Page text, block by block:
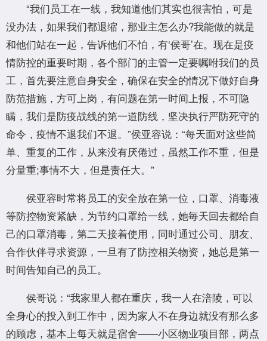
“我们员工在一线，我知道他们其实也很害怕，可是
没办法，如果我们都退缩，那业主怎么办?我能做的就是
和他们站在一起，告诉他们不怕，有‘侯哥’在。现在是疫
情防控的重要时期，各个部门的主管一定要嘱咐我们的员
工，首先要注意自身安全，确保在安全的情况下做好自身
防范措施，方可上岗，有问题在第一时间上报，不可隐
瞒，我们是防疫战线的第一道防线，坚决执行严防死守的
命令，疫情不退我们不退。”侯亚容说：“每天面对这些简
单、重复的工作，从来没有厌倦过，虽然工作不重，但是
分量重;事情不大，但是责任大。”
侯亚容时常将员工的安全放在第一位，口罩、消毒液
等防控物资紧缺，为节约口罩给一线，她毎天回去都给自
己的口罩消毒，第二天接着使用，同时通过公司、朋友、
合作伙伴寻求资源，一旦有了防控相关物资，她总是第一
时间告知自己的员工。
侯哥说：“我家里人都在重庆，我一人在涪陵，可以
全身心的投入到工作中，因为家人不在身边就没有那么多
的顾虑，基本上每天就是宿舍——小区物业项目部，两点